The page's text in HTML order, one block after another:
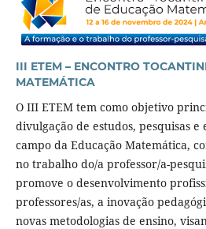
III ETEM – ENCONTRO
MATEMÁTICA
O III ETEM tem como objetivo
divulgação de estudos, pesquisas
campo da Educação Matemática,
no trabalho do/a professor/a-
promove o desenvolvimento
professores/as, a inovação
novas metodologias de ensino,